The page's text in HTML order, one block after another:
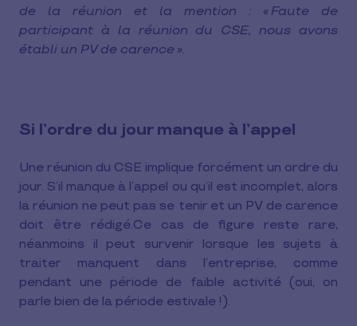
de la réunion et la mention : « Faute de
participant à la réunion du CSE, nous avons
établi un PV de carence ».
Si l’ordre du jour manque à l’appel
Une réunion du CSE implique forcément un ordre du
jour. S’il manque à l’appel ou qu’il est incomplet, alors
la réunion ne peut pas se tenir et un PV de carence
doit être rédigé.Ce cas de figure reste rare,
néanmoins il peut survenir lorsque les sujets à
traiter manquent dans l’entreprise, comme
pendant une période de faible activité (oui, on
parle bien de la période estivale !).